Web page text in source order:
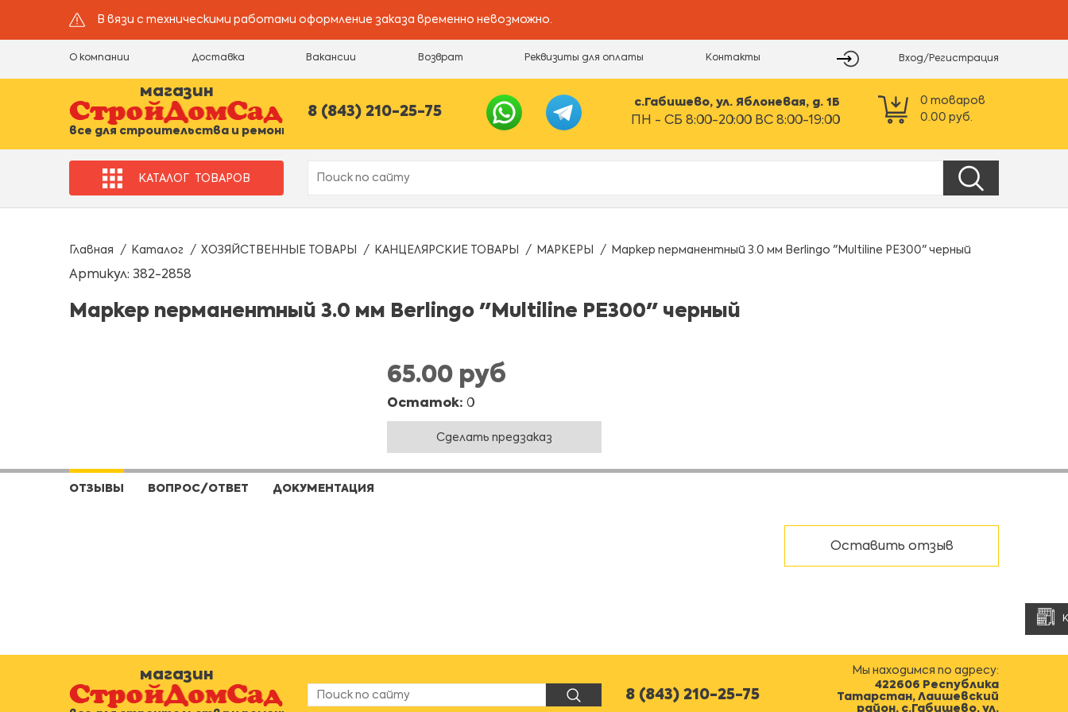
В вязи с техническими работами оформление заказа временно невозможно.
О компании Доставка Вакансии Возврат Реквизиты для оплаты Контакты Вход/Регистрация
магазин
все для строительства и ремонта
8 (843) 210-25-75
с.Габишево, ул. Яблоневая, д. 1Б
ПН - СБ 8:00-20:00 ВС 8:00-19:00
0 товаров
0.00 руб.
КАТАЛОГ ТОВАРОВ
Главная Каталог ХОЗЯЙСТВЕННЫЕ ТОВАРЫ КАНЦЕЛЯРСКИЕ ТОВАРЫ МАРКЕРЫ Маркер перманентный 3.0 мм Berlingo "Multiline PE300" черный
Артикул: 382-2858
Маркер перманентный 3.0 мм Berlingo "Multiline PE300" черный
65.00 руб
Остаток: 0
Сделать предзаказ
ОТЗЫВЫ ВОПРОС/ОТВЕТ ДОКУМЕНТАЦИЯ
Оставить отзыв
магазин
8 (843) 210-25-75
Мы находимся по адресу:
422606 Республика
Татарстан, Лаишевский
район, с.Габишево, ул.